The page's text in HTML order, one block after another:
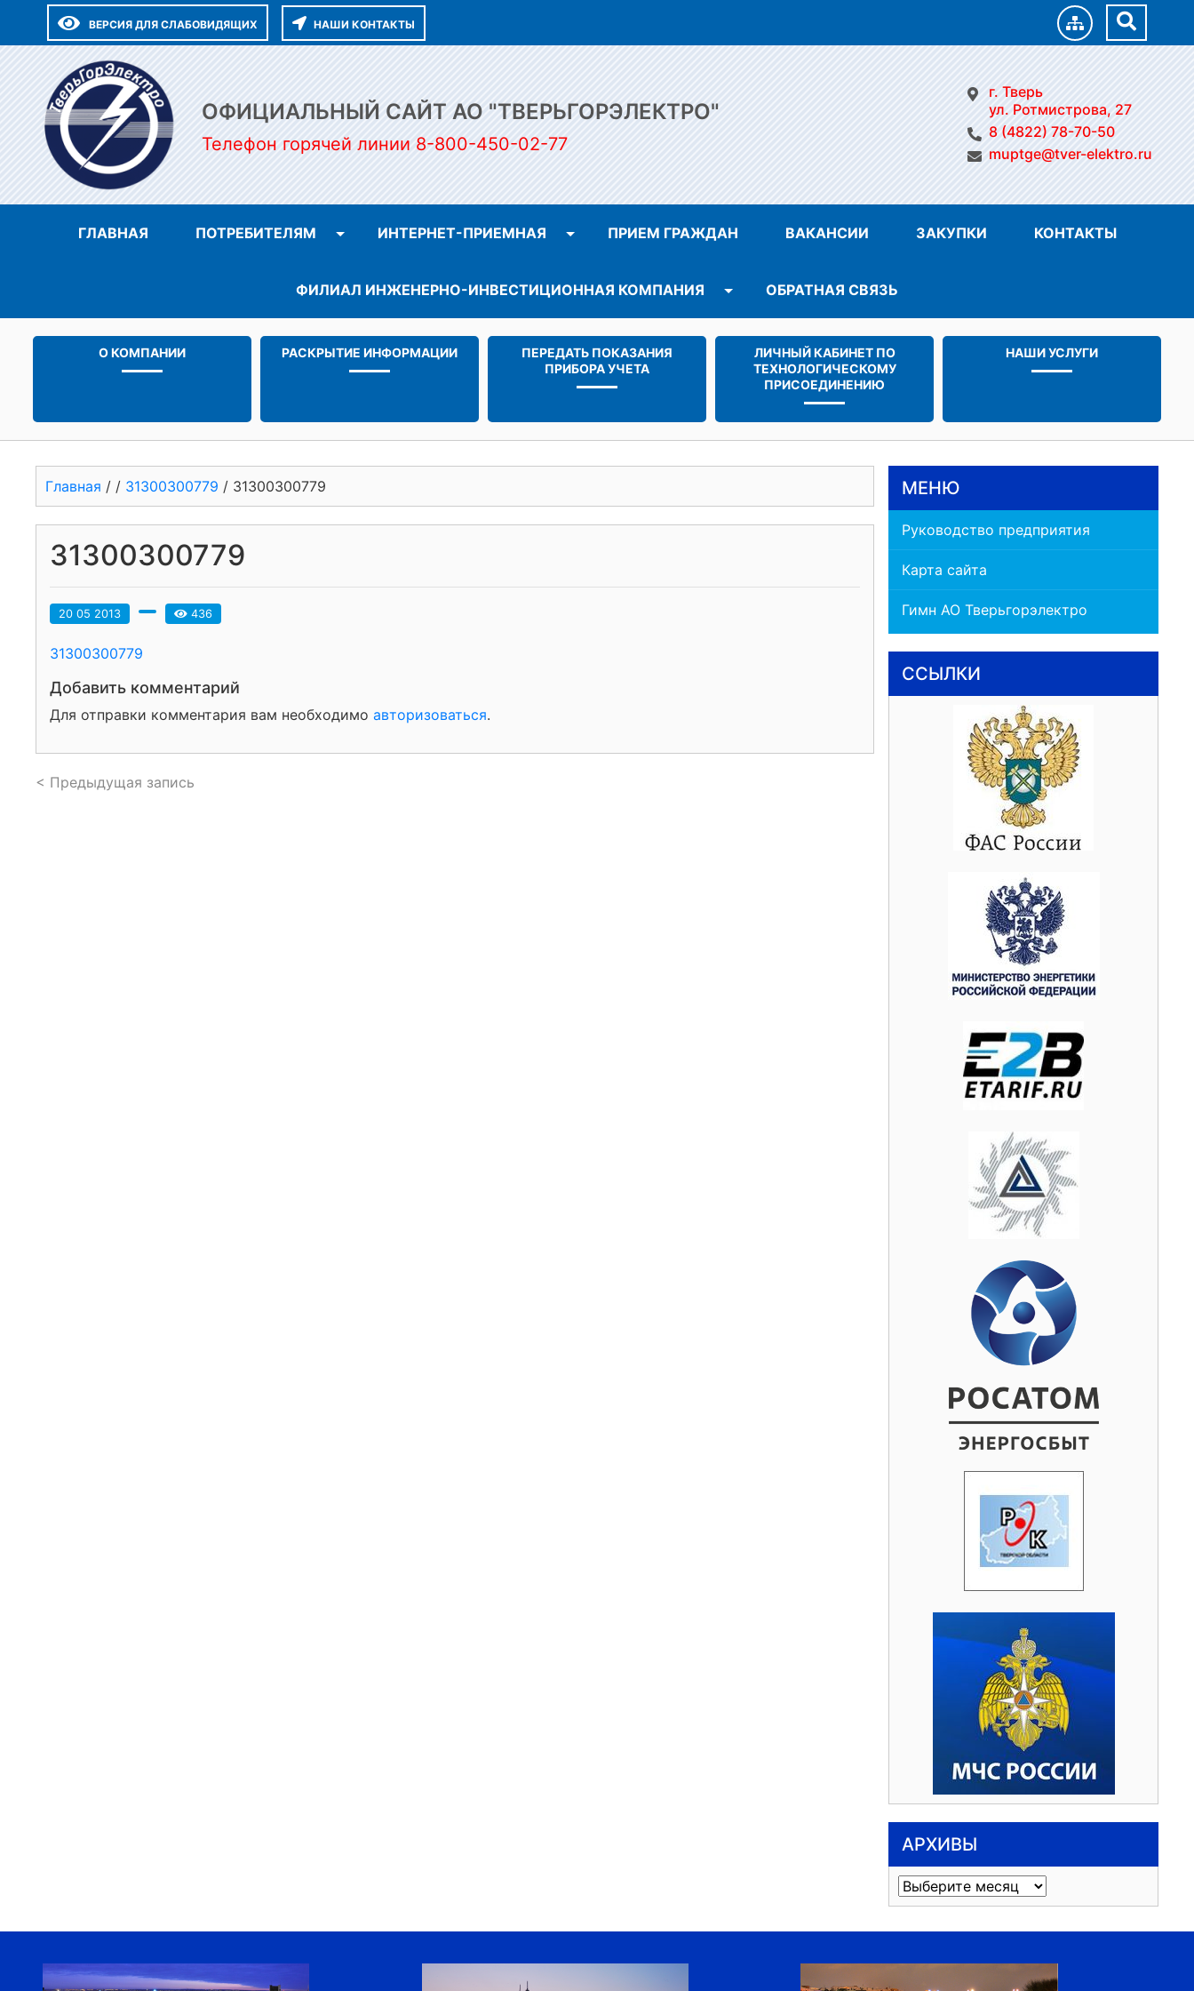
ВЕРСИЯ ДЛЯ СЛАБОВИДЯЩИХ НАШИ КОНТАКТЫ
ОФИЦИАЛЬНЫЙ САЙТ АО "ТВЕРЬГОРЭЛЕКТРО"
Телефон горячей линии 8-800-450-02-77
г. Тверь
ул. Ротмистрова, 27
8 (4822) 78-70-50
muptge@tver-elektro.ru
ГЛАВНАЯ ПОТРЕБИТЕЛЯМ ИНТЕРНЕТ-ПРИЕМНАЯ ПРИЕМ ГРАЖДАН ВАКАНСИИ ЗАКУПКИ КОНТАКТЫ
ФИЛИАЛ ИНЖЕНЕРНО-ИНВЕСТИЦИОННАЯ КОМПАНИЯ ОБРАТНАЯ СВЯЗЬ
О КОМПАНИИ РАСКРЫТИЕ ИНФОРМАЦИИ
ПЕРЕДАТЬ ПОКАЗАНИЯ
ПРИБОРА УЧЕТА
ЛИЧНЫЙ КАБИНЕТ ПО
ТЕХНОЛОГИЧЕСКОМУ
ПРИСОЕДИНЕНИЮ
НАШИ УСЛУГИ
Главная / / 31300300779 / 31300300779
31300300779
20 05 2013 436
31300300779
Добавить комментарий
Для отправки комментария вам необходимо авторизоваться.
< Предыдущая запись
МЕНЮ
Руководство предприятия
Карта сайта
Гимн АО Тверьгорэлектро
ССЫЛКИ
АРХИВЫ
Архивы